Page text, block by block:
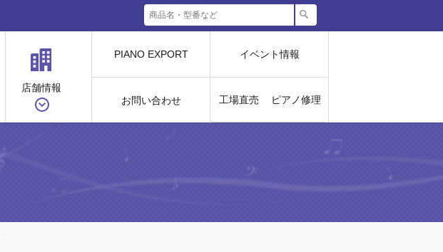
店舗情報
PIANO EXPORT
お問い合わせ
イベント情報
工場直売 ピアノ修理